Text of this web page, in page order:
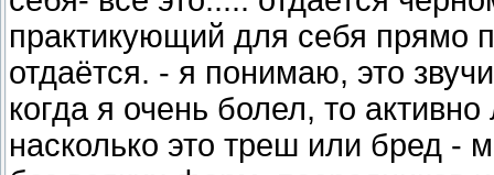
практикующий для себя прямо
отдаётся. - я понимаю, это
когда я очень болел, то
насколько это треш или бред -